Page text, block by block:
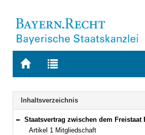
Zur
BAYERN.RECHT
Zur
letzten
Suche
Navigation
Inhaltsverzeichnis
Bereich reduzieren
Staatsvertrag zwischen dem Freistaat Bayern und dem Land Berlin über die Zugehörigkeit der Mitglieder der Baukammer Berlin zur Bayerischen
Artikel 1 Mitgliedschaft